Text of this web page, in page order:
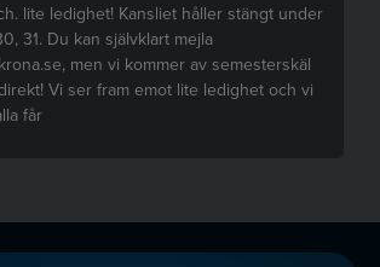
lite ledighet! Kansliet håller stängt under
31. Du kan självklart mejla
men vi kommer av semesterskäl
Vi ser fram emot lite ledighet och vi
får